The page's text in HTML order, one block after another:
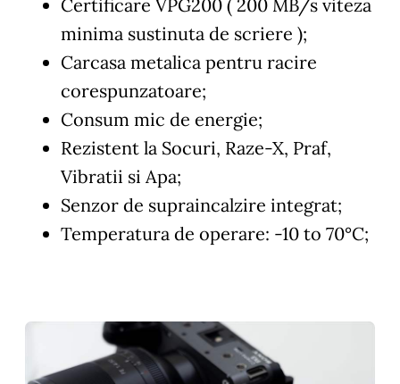
Certificare VPG200 ( 200 MB/s viteza
minima sustinuta de scriere );
Carcasa metalica pentru racire
corespunzatoare;
Consum mic de energie;
Rezistent la Socuri, Raze-X, Praf,
Vibratii si Apa;
Senzor de supraincalzire integrat;
Temperatura de operare: -10 to 70°C;